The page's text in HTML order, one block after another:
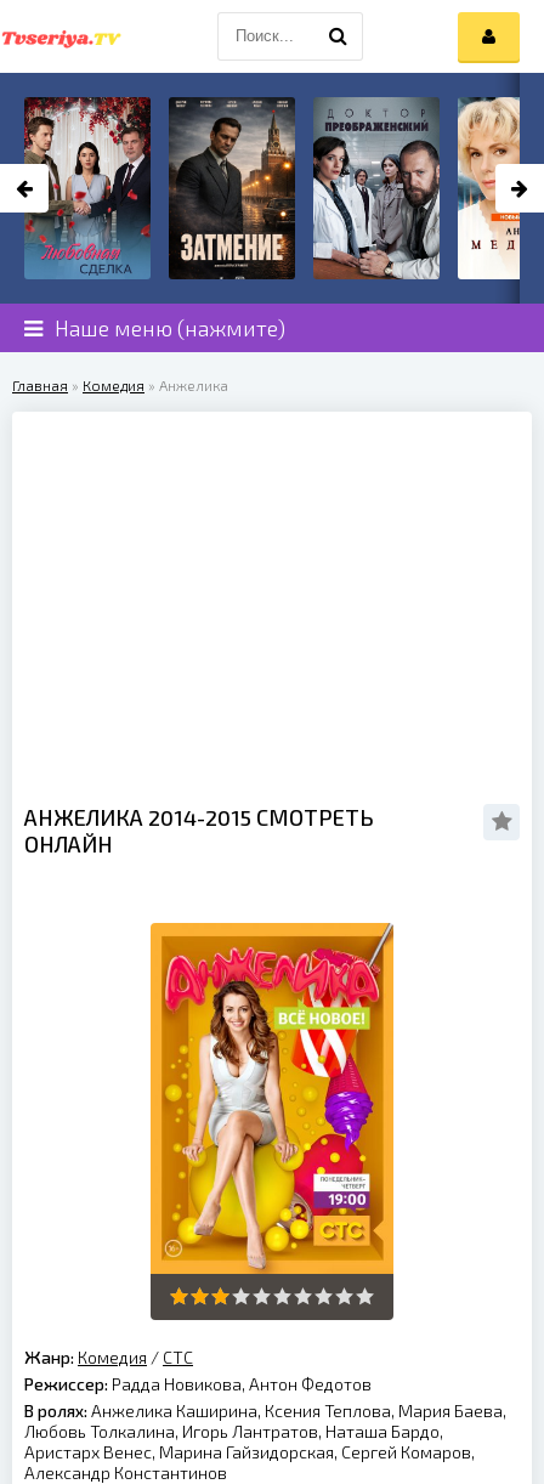
Наше меню (нажмите)
Главная » Комедия » Анжелика
АНЖЕЛИКА 2014-2015 СМОТРЕТЬ
ОНЛАЙН
Жанр: Комедия / СТС
Режиссер: Радда Новикова, Антон Федотов
В ролях: Анжелика Каширина, Ксения Теплова, Мария Баева,
Любовь Толкалина, Игорь Лантратов, Наташа Бардо,
Аристарх Венес, Марина Гайзидорская, Сергей Комаров,
Александр Константинов